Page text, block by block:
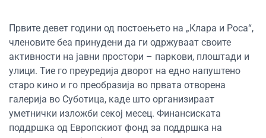
Првите девет години од постоењето на „Клара и Роса“,
членовите беа принудени да ги одржуваат своите
активности на јавни простори – паркови, плоштади и
улици. Тие го преуредија дворот на едно напуштено
старо кино и го преобразија во првата отворена
галерија во Суботица, каде што организираат
уметнички изложби секој месец. Финансиската
поддршка од Европскиот фонд за поддршка на